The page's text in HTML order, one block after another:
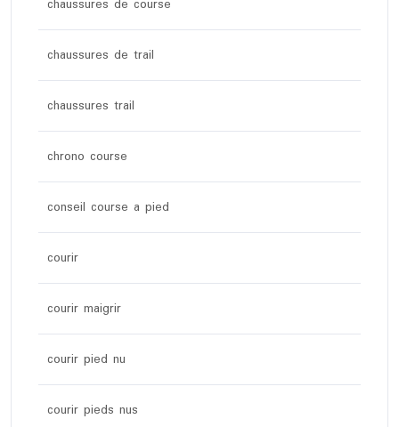
chaussures de course
chaussures de trail
chaussures trail
chrono course
conseil course a pied
courir
courir maigrir
courir pied nu
courir pieds nus